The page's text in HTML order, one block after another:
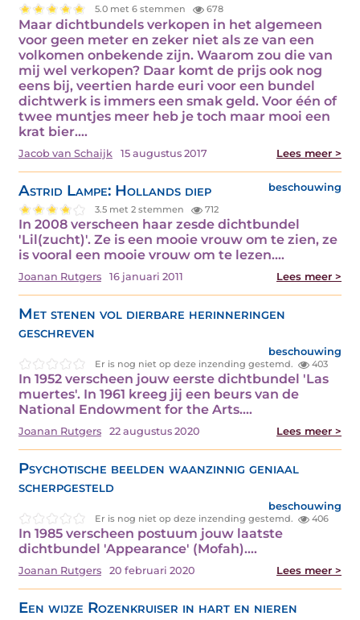
5.0 met 6 stemmen 678
Maar dichtbundels verkopen in het algemeen
voor geen meter en zeker niet als ze van een
volkomen onbekende zijn. Waarom zou die van
mij wel verkopen? Daar komt de prijs ook nog
eens bij, veertien harde euri voor een bundel
dichtwerk is immers een smak geld. Voor één of
twee muntjes meer heb je toch maar mooi een
krat bier.…
Jacob van Schaijk 15 augustus 2017 Lees meer >
Astrid Lampe: Hollands diep beschouwing
3.5 met 2 stemmen 712
In 2008 verscheen haar zesde dichtbundel
'Lil(zucht)'. Ze is een mooie vrouw om te zien, ze
is vooral een mooie vrouw om te lezen.…
Joanan Rutgers 16 januari 2011 Lees meer >
Met stenen vol dierbare herinneringen
geschreven
beschouwing
Er is nog niet op deze inzending gestemd. 403
In 1952 verscheen jouw eerste dichtbundel 'Las
muertes'. In 1961 kreeg jij een beurs van de
National Endowment for the Arts.…
Joanan Rutgers 22 augustus 2020 Lees meer >
Psychotische beelden waanzinnig geniaal
scherpgesteld
beschouwing
Er is nog niet op deze inzending gestemd. 406
In 1985 verscheen postuum jouw laatste
dichtbundel 'Appearance' (Mofah).…
Joanan Rutgers 20 februari 2020 Lees meer >
Een wijze Rozenkruiser in hart en nieren